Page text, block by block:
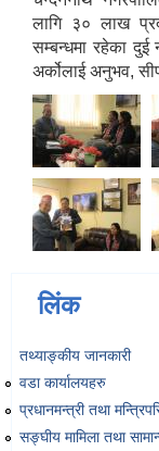
लागि ३० लाख
सम्बन्धमा रहेका दुई
अर्कोलाई अनुभव,
लिंक
तथ्याङ्‍कीय जानकारी
वडा कार्यालयहरु
प्रधानमन्त्री तथा
सङ्‍घीय मामिला तथा